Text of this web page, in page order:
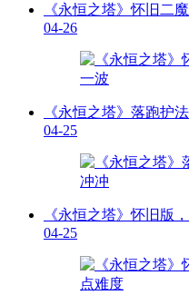
《永恒之塔》怀旧二
04-26
《永恒之塔》落跑护
04-25
《永恒之塔》怀旧版
04-25